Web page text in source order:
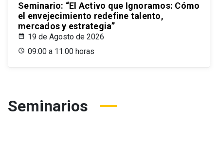
Seminario: “El Activo que Ignoramos: Cómo
el envejecimiento redefine talento,
mercados y estrategia”
19 de Agosto de 2026
09:00 a 11:00 horas
Seminarios